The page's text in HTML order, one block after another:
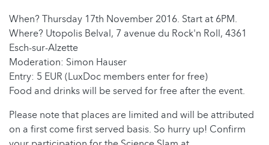
When? Thursday 17th November 2016. Start at 6PM.
Where? Utopolis Belval, 7 avenue du Rock'n Roll, 4361
Esch-sur-Alzette
Moderation: Simon Hauser
Entry: 5 EUR (LuxDoc members enter for free)
Food and drinks will be served for free after the event.
Please note that places are limited and will be attributed
on a first come first served basis. So hurry up! Confirm